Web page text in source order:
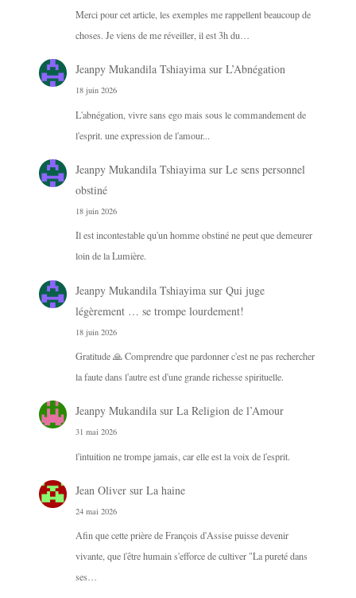
Merci pour cet article, les exemples me rappellent beaucoup de
choses. Je viens de me réveiller, il est 3h du…
Jeanpy Mukandila Tshiayimasur L’Abnégation
18 juin 2026
L'abnégation, vivre sans ego mais sous le commandement de
l'esprit. une expression de l'amour...
Jeanpy Mukandila Tshiayimasur Le sens personnel
obstiné
18 juin 2026
Il est incontestable qu'un homme obstiné ne peut que demeurer
loin de la Lumière.
Jeanpy Mukandila Tshiayimasur Qui juge
légèrement … se trompe lourdement!
18 juin 2026
Gratitude 🙏 Comprendre que pardonner c'est ne pas rechercher
la faute dans l'autre est d'une grande richesse spirituelle.
Jeanpy Mukandilasur La Religion de l’Amour
31 mai 2026
l'intuition ne trompe jamais, car elle est la voix de l'esprit.
Jean Oliversur La haine
24 mai 2026
Afin que cette prière de François d'Assise puisse devenir
vivante, que l'être humain s'efforce de cultiver "La pureté dans
ses…